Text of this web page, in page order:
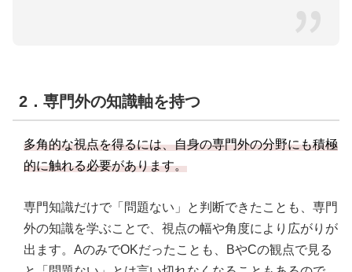
2．専門外の知識軸を持つ
多角的な視点を得るには、自身の専門外の分野にも積極
的に触れる必要があります。
専門知識だけで「問題ない」と判断できたことも、専門
外の知識を学ぶことで、視点の幅や角度により広がりが
出ます。AのみでOKだったことも、BやCの観点で見る